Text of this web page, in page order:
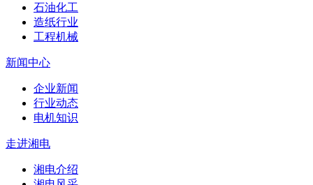
石油化工
造纸行业
工程机械
新闻中心
企业新闻
行业动态
电机知识
走进湘电
湘电介绍